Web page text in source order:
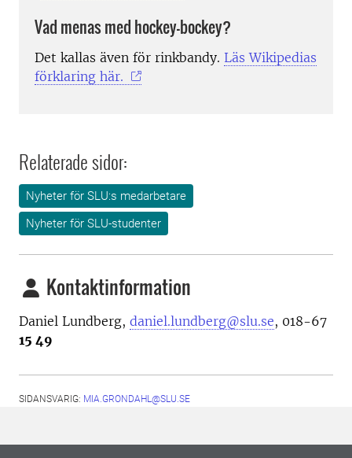
Vad menas med hockey-bockey?
Det kallas även för rinkbandy. Läs Wikipedias
förklaring här.
Relaterade sidor:
Nyheter för SLU:s medarbetare
Nyheter för SLU-studenter
Kontaktinformation
Daniel Lundberg, daniel.lundberg@slu.se, 018-67
15 49
SIDANSVARIG: MIA.GRONDAHL@SLU.SE